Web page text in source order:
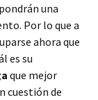
una
Por lo que a
ahora que
es su
que mejor
cuestión de